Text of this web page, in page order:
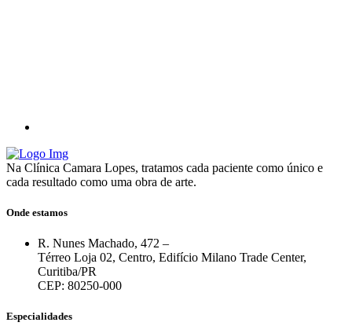
Na Clínica Camara Lopes, tratamos cada paciente como único e
cada resultado como uma obra de arte.
Onde estamos
R. Nunes Machado, 472 –
Térreo Loja 02, Centro, Edifício Milano Trade Center,
Curitiba/PR
CEP: 80250-000
Especialidades